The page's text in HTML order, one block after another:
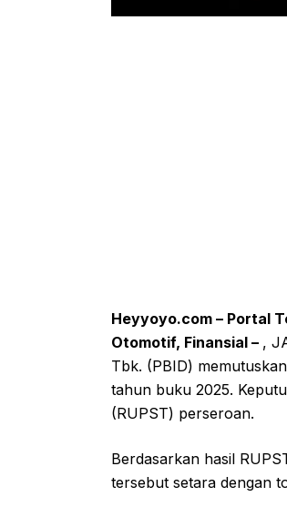
Heyyoyo.com – Portal
Otomotif, Finansial – ,
Tbk. (PBID)
tahun buku 2025.
(RUPST) perseroan.
Berdasarkan hasil
tersebut setara dengan